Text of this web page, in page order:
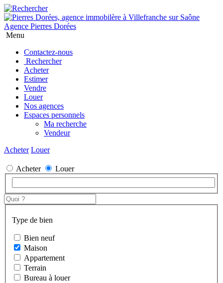
Agence Pierres Dorées
Menu
Contactez-nous
Rechercher
Acheter
Estimer
Vendre
Louer
Nos agences
Espaces personnels
Ma recherche
Vendeur
Acheter Louer
Acheter Louer
Type de bien
Bien neuf
Maison
Appartement
Terrain
Bureau à louer